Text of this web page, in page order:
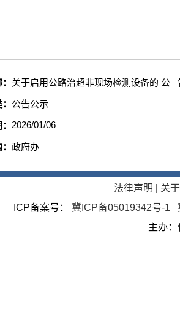
关于启用公路治超非现场检测设备的 公
公告公示
2026/01/06
政府办
法律声明
关
ICP备案号：
冀ICP备05019342号-1
主办